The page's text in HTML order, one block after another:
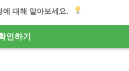
대해 알아보세요.
인하기